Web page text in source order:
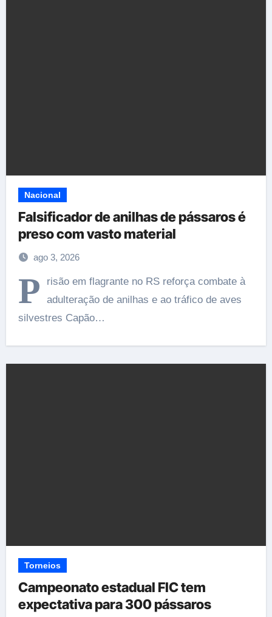
Nacional
Falsificador de anilhas de pássaros é
preso com vasto material
ago 3, 2026
P
risão em flagrante no RS reforça combate à
adulteração de anilhas e ao tráfico de aves
silvestres Capão…
Torneios
Campeonato estadual FIC tem
expectativa para 300 pássaros